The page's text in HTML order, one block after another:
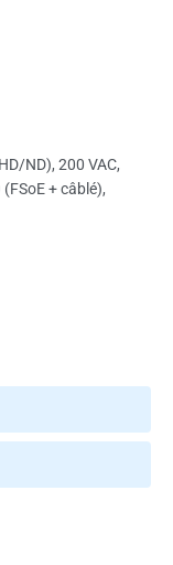
ND), 200 VAC,
+ câblé),